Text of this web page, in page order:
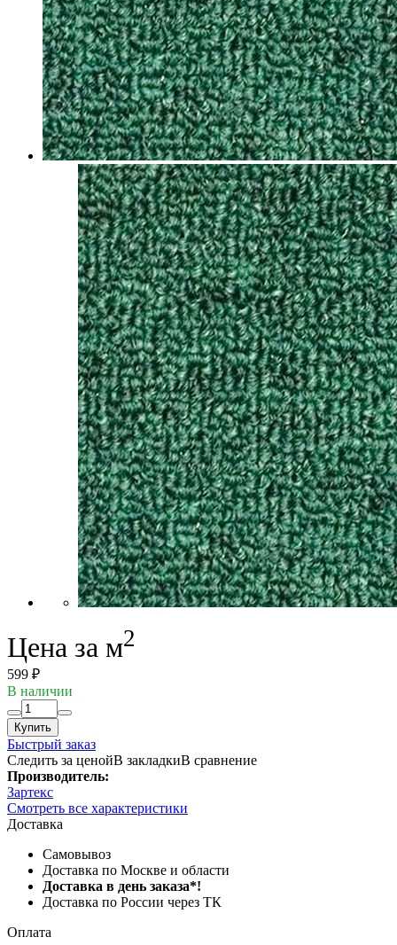
Цена за м2
599 ₽
В наличии
Купить
Быстрый заказ
Следить за ценойВ закладкиВ сравнение
Производитель:
Зартекс
Смотреть все характеристики
Доставка
Самовывоз
Доставка по Москве и области
Доставка в день заказа*!
Доставка по России через ТК
Оплата